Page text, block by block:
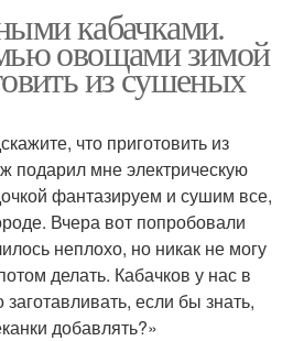
кабачками.
овощами зимой
из сушеных
что приготовить из
подарил мне электрическую
фантазируем и сушим все,
Вчера вот попробовали
неплохо, но никак не могу
делать. Кабачков у нас в
если бы знать,
добавлять?»